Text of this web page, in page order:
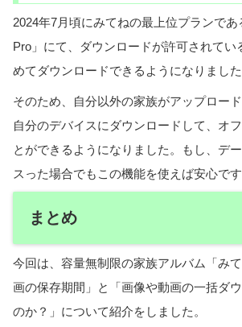
2024年7月頃にみてねの最上位プランであ
Pro」にて、ダウンロードが許可されてい
めてダウンロードできるようになりました
そのため、自分以外の家族がアップロー
自分のデバイスにダウンロードして、オ
とができるようになりました。もし、デ
スった場合でもこの機能を使えば安心です
まとめ
今回は、容量無制限の家族アルバム「み
画の保存期間」と「画像や動画の一括ダ
のか？」について紹介をしました。